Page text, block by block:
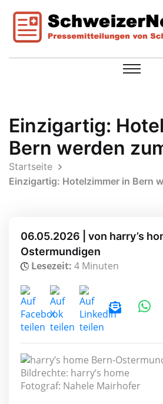
Einzigartig:
Bern werden
Startseite
Einzigartig: Hotelzimmer in Bern
06.05.2026 | von harry’s
Ostermundigen
Lesezeit: 4 Minuten
Bildrechte: harry’s home
Fotograf: Nahele Mairhofer